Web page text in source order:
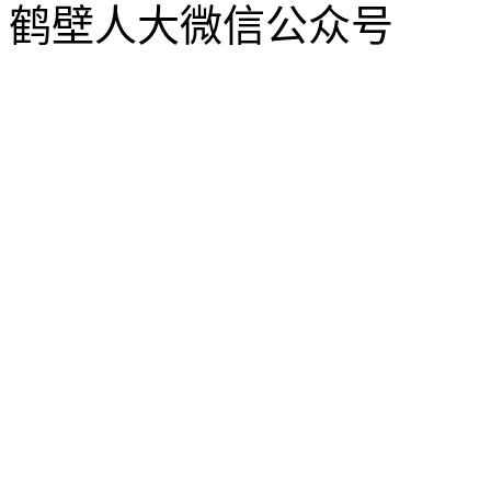
鹤壁人大微信公众号